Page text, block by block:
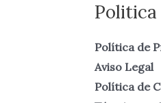
Politica
Política de
Aviso Legal
Política de